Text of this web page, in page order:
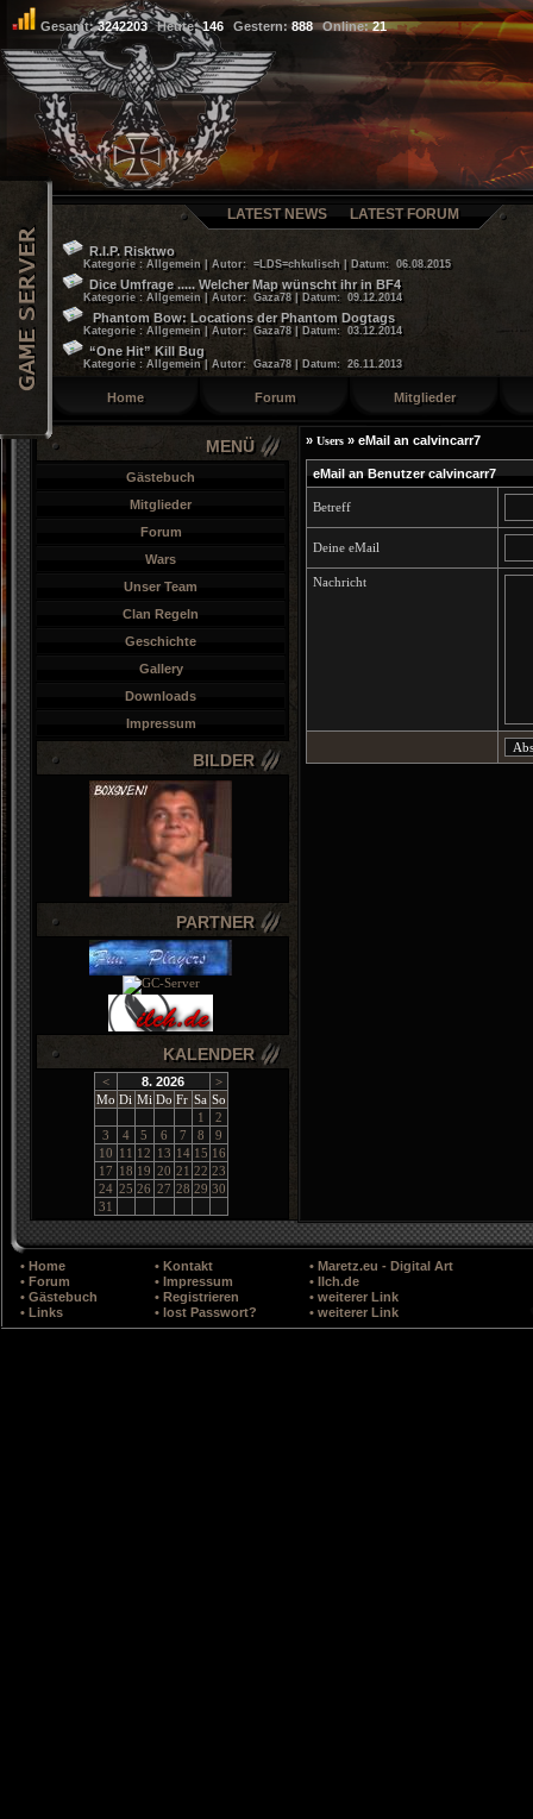
Gesamt:3242203 Heute:146 Gestern:888 Online:21
LATEST NEWS LATEST FORUM
R.I.P. Risktwo
Kategorie : Allgemein | Autor: =LDS=chkulisch | Datum: 06.08.2015
Dice Umfrage ..... Welcher Map wünscht ihr in BF4
Kategorie : Allgemein | Autor: Gaza78 | Datum: 09.12.2014
Phantom Bow: Locations der Phantom Dogtags
Kategorie : Allgemein | Autor: Gaza78 | Datum: 03.12.2014
“One Hit” Kill Bug
Kategorie : Allgemein | Autor: Gaza78 | Datum: 26.11.2013
Home Forum Mitglieder
MENÜ
Gästebuch
Mitglieder
Forum
Wars
Unser Team
Clan Regeln
Geschichte
Gallery
Downloads
Impressum
BILDER
PARTNER
KALENDER
< 8. 2026
>
Mo Di Mi Do Fr Sa So
1
2
3
4 5 6 7 8
9
10 11 12 13 14 15 16
17 18 19 20 21 22 23
24 25 26 27 28 29 30
31
» Users » eMail an calvincarr7
eMail an Benutzer calvincarr7
Betreff
Deine eMail
Nachricht
• Home
• Forum
• Gästebuch
• Links
• Kontakt
• Impressum
• Registrieren
• lost Passwort?
• Maretz.eu - Digital Art
• Ilch.de
• weiterer Link
• weiterer Link